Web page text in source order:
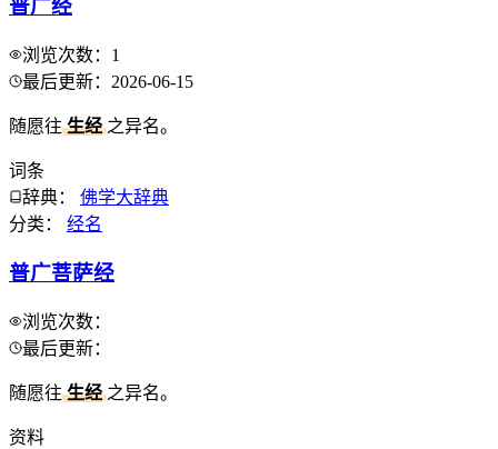
普广经
浏览次数： 1
最后更新： 2026-06-15
随愿往 生经 之异名。
词条
辞典： 佛学大辞典
分类： 经名
普广菩萨经
浏览次数：
最后更新：
随愿往 生经 之异名。
资料